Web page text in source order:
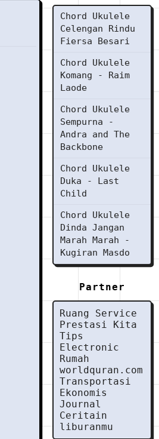
Chord Ukulele
Celengan Rindu
Fiersa Besari
Chord Ukulele
Komang - Raim
Laode
Chord Ukulele
Sempurna -
Andra and The
Backbone
Chord Ukulele
Duka - Last
Child
Chord Ukulele
Dinda Jangan
Marah Marah -
Kugiran Masdo
Partner
Ruang Service
Prestasi Kita
Tips
Electronic
Rumah
worldquran.com
Transportasi
Ekonomis
Journal
Ceritain
liburanmu